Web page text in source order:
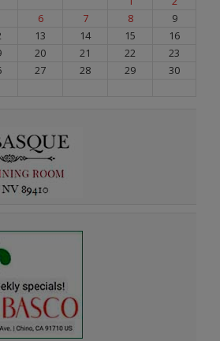
6 7 8
9
13 14 15
16
20 21 22
23
27 28 29
30